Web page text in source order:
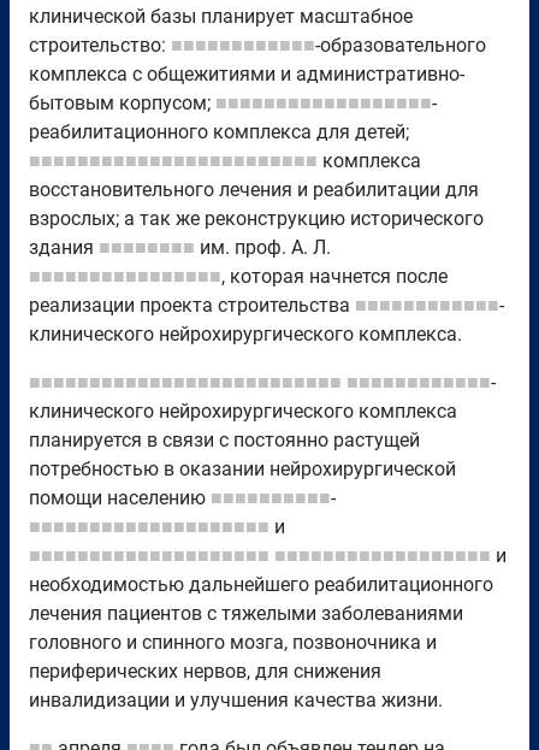
клинической базы планирует масштабное
строительство: ■■■■■■■■■■■■-образовательного
комплекса с общежитиями и административно-
бытовым корпусом; ■■■■■■■■■■■■■■■■■■-
реабилитационного комплекса для детей;
■■■■■■■■■■■■■■■■■■■■■■■■ комплекса
восстановительного лечения и реабилитации для
взрослых; а так же реконструкцию исторического
здания ■■■■■■■■ им. проф. А. Л.
■■■■■■■■■■■■■■■■, которая начнется после
реализации проекта строительства ■■■■■■■■■■■■-
клинического нейрохирургического комплекса.
■■■■■■■■■■■■■■■■■■■■■■■■■■ ■■■■■■■■■■■■-
клинического нейрохирургического комплекса
планируется в связи с постоянно растущей
потребностью в оказании нейрохирургической
помощи населению ■■■■■■■■■■-
■■■■■■■■■■■■■■■■■■■■ и
■■■■■■■■■■■■■■■■■■■■ ■■■■■■■■■■■■■■■■■■ и
необходимостью дальнейшего реабилитационного
лечения пациентов с тяжелыми заболеваниями
головного и спинного мозга, позвоночника и
периферических нервов, для снижения
инвалидизации и улучшения качества жизни.